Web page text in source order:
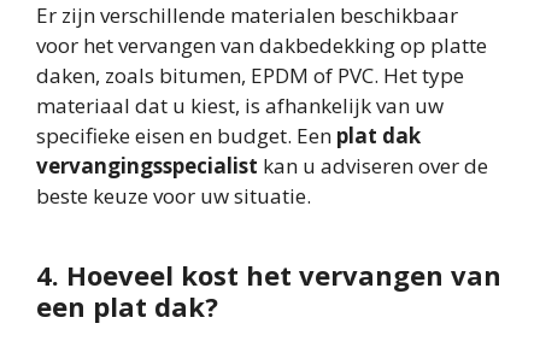
Er zijn verschillende materialen beschikbaar
voor het vervangen van dakbedekking op platte
daken, zoals bitumen, EPDM of PVC. Het type
materiaal dat u kiest, is afhankelijk van uw
specifieke eisen en budget. Een plat dak
vervangingsspecialist kan u adviseren over de
beste keuze voor uw situatie.
4. Hoeveel kost het vervangen van
een plat dak?